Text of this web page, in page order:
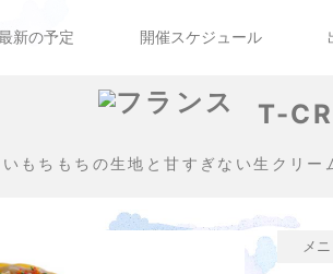
新の予定 開催スケジュール
T-
もちもちの生地と甘すぎない生クリー
メ